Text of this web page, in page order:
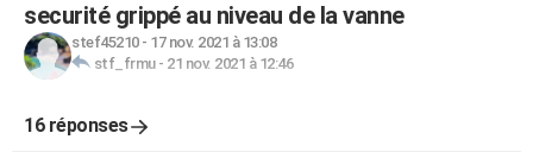
securité grippé au niveau de la vanne
stef45210- 17 nov. 2021 à 13:08
stf_frmu- 21 nov. 2021 à 12:46
16 réponses